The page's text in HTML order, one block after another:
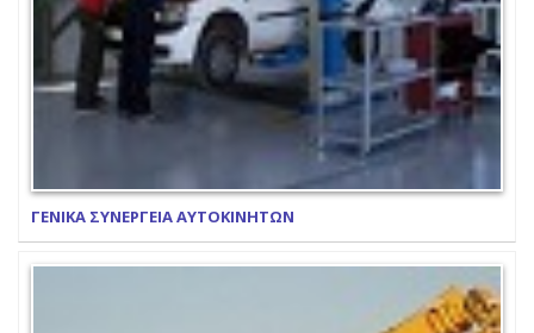
ΓΕΝΙΚΑ ΣΥΝΕΡΓΕΙΑ ΑΥΤΟΚΙΝΗΤΩΝ